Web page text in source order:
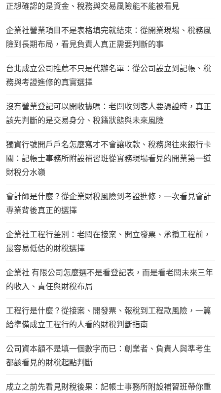
正想確認的是資金、稅務與交易風險能不能被看見
企業社營業項目不是表格填完就結束：從開業現場、稅務風
險到長期布局，看見負責人真正需要判斷的事
台北成立公司推薦不只是代辦名單：從公司設立到記帳、稅
務與考證進修的真實選擇
沒有營業登記可以開收據嗎：老闆收到客人要憑證時，真正
該先判斷的是交易身分、稅籍狀態與未來風險
獨資行號開戶戶名怎麼寫才不會讓收款、稅務與往來銀行卡
關：記帳士事務所附設補習班從實務現場看見的開業第一道
財稅分水嶺
會計師是什麼？從企業財稅風險到考證進修，一次看見會計
專業背後真正的選擇
企業社工程行差別：老闆在接案、開立發票、承攬工程前，
最容易低估的財稅選擇
企業社 有限公司怎麼選不是看登記表，而是看老闆未來三年
的收入、責任與財稅布局
工程行是什麼？從接案、開發票、報稅到工程款風險，一篇
給準備成立工程行的人看的財稅判斷指南
公司資本額不是填一個數字而已：創業者、負責人與準考生
都該看見的財稅起點判斷
成立之前先看見財稅後果：記帳士事務所附設補習班帶你重